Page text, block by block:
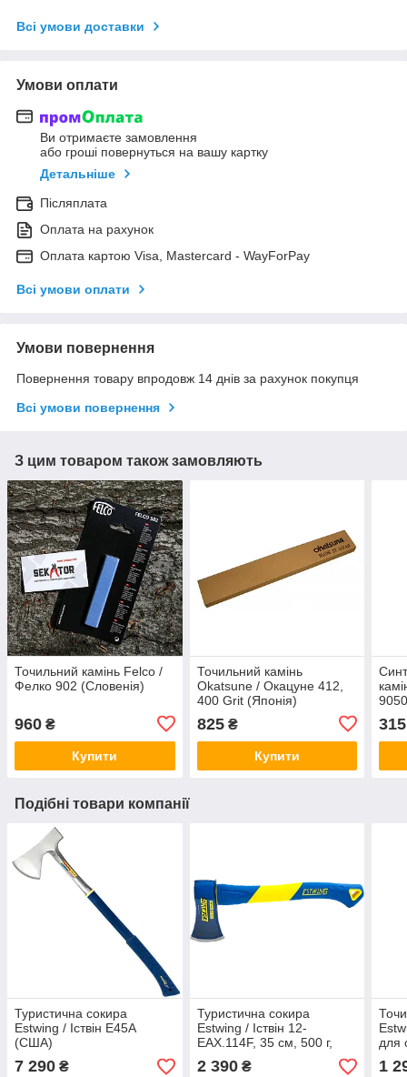
Всі умови доставки
Умови оплати
Ви отримаєте замовлення
або гроші повернуться на вашу картку
Детальніше
Післяплата
Оплата на рахунок
Оплата картою Visa, Mastercard - WayForPay
Всі умови оплати
Умови повернення
Повернення товару впродовж 14 днів за рахунок покупця
Всі умови повернення
З цим товаром також замовляють
Точильний камінь Felco /
Фелко 902 (Словенія)
960 ₴
Купити
Точильний камінь
Okatsune / Окацуне 412,
400 Grit (Японія)
825₴
Купити
315
Подібні товари компанії
Туристична сокира
Estwing / Іствін E45A
(США)
7 290 ₴
Туристична сокира
Estwing / Іствін 12-
EAX.114F, 35 см, 500 г,
Fiberglass (США)
2 390₴
для
1